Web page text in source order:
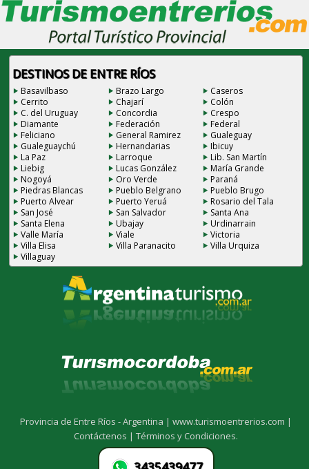
DESTINOS DE ENTRE RÍOS
Basavilbaso Brazo Largo
Caseros
Cerrito
Chajarí
Colón
C. del Uruguay
Concordia
Crespo
Diamante
Federación
Federal
Feliciano
General Ramirez
Gualeguay
Gualeguaychú
Hernandarias
Ibicuy
La Paz
Larroque
Lib. San Martín
Liebig
Lucas González
María Grande
Nogoyá
Oro Verde
Paraná
Piedras Blancas
Pueblo Belgrano
Pueblo Brugo
Puerto Alvear
Puerto Yeruá
Rosario del Tala
San José
San Salvador
Santa Ana
Santa Elena
Ubajay
Urdinarrain
Valle María
Viale
Victoria
Villa Elisa
Villa Paranacito
Villa Urquiza
Villaguay
Provincia de Entre Ríos - Argentina |www.turismoentrerios.com |
Contáctenos |Términos y Condiciones.